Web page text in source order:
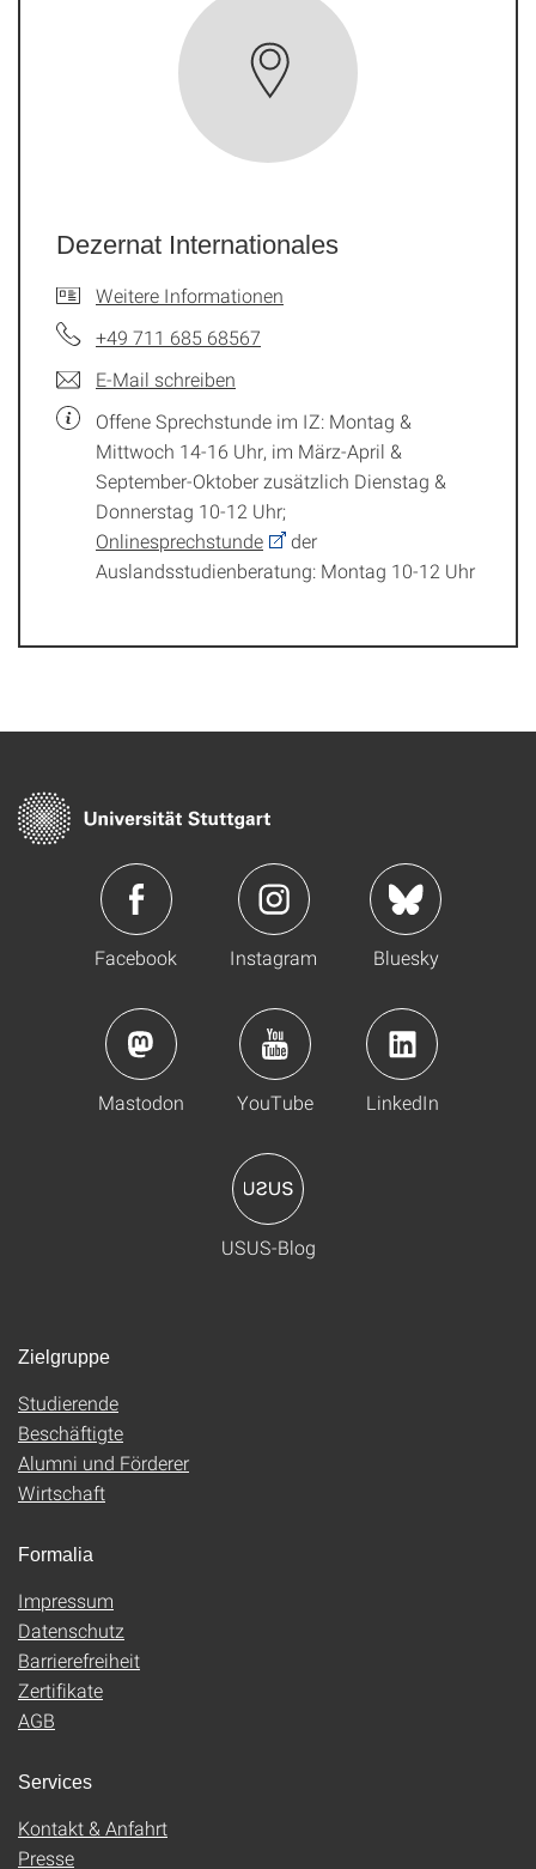
Dezernat Internationales
Weitere Informationen
+49 711 685 68567
E-Mail schreiben
Offene Sprechstunde im IZ: Montag &
Mittwoch 14-16 Uhr, im März-April &
September-Oktober zusätzlich Dienstag &
Donnerstag 10-12 Uhr;
Onlinesprechstunde
der
Auslandsstudienberatung: Montag 10-12 Uhr
Facebook Instagram Bluesky
Mastodon YouTube LinkedIn
USUS-Blog
Zielgruppe
Studierende
Beschäftigte
Alumni und Förderer
Wirtschaft
Formalia
Impressum
Datenschutz
Barrierefreiheit
Zertifikate
AGB
Services
Kontakt & Anfahrt
Presse